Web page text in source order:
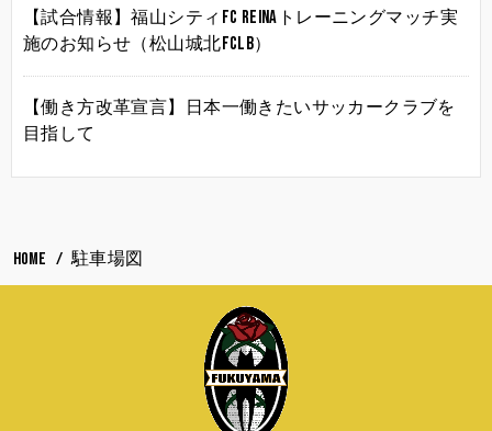
【試合情報】福山シティFC Reinaトレーニングマッチ実
施のお知らせ（松山城北FCLB）
【働き方改革宣言】日本一働きたいサッカークラブを
目指して
HOME 駐車場図